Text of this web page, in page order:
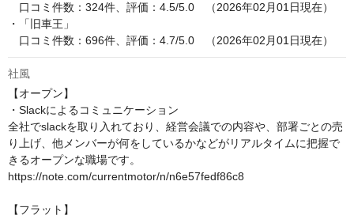
口コミ件数：324件、評価：4.5/5.0　（2026年02月01日現在）
・「旧車王」
口コミ件数：696件、評価：4.7/5.0　（2026年02月01日現在）
社風
【オープン】
・Slackによるコミュニケーション
全社でslackを取り入れており、経営会議での内容や、部署ごとの売
り上げ、他メンバーが何をしているかなどがリアルタイムに把握で
きるオープンな職場です。
https://note.com/currentmotor/n/n6e57fedf86c8
【フラット】